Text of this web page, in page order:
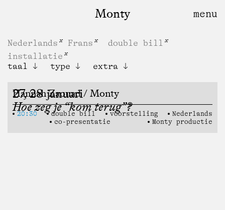
Monty
Nederlands Frans
double bill
installatie
taal
type extra
27, 28 januari
Hoe zeg je “kom terug”?
Hannah Zaouad / Monty
20:30 double bill voorstelling
Nederlands
co-presentatie
Monty productie